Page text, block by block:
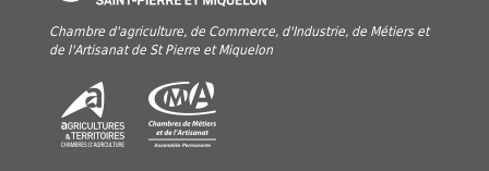
Chambre d'agriculture, de Commerce, d'Industrie, de Métiers et
de l'Artisanat de St Pierre et Miquelon